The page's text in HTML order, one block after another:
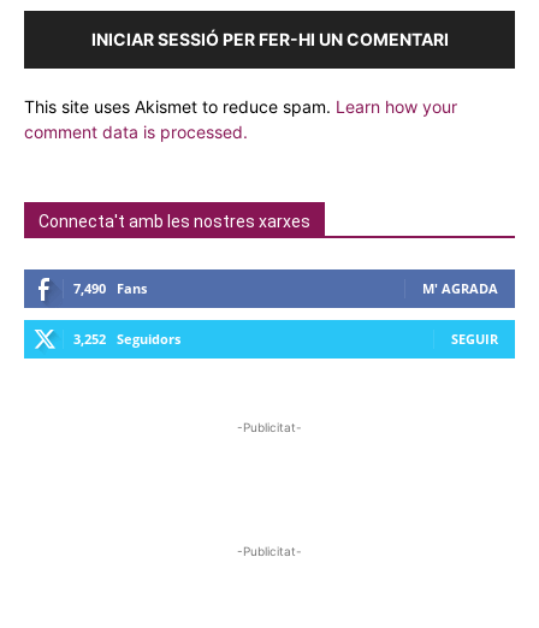
INICIAR SESSIÓ PER FER-HI UN COMENTARI
This site uses Akismet to reduce spam. Learn how your
comment data is processed.
Connecta't amb les nostres xarxes
7,490 Fans M' AGRADA
3,252 Seguidors SEGUIR
-Publicitat-
-Publicitat-